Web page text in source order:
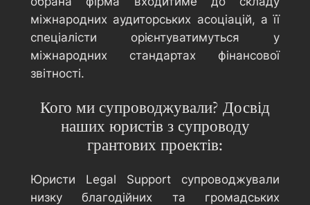
міжнародних аудиторських асоціацій, а її
спеціалісти орієнтуватимуться у
міжнародних стандартах фінансової
звітності.
Кого ми супроводжували? Досвід
наших юристів з супроводу
грантових проектів:
Юристи Legal Support супроводжували
низку благодійних та громадських